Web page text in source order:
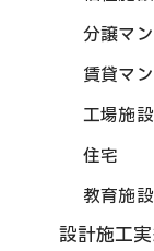
分譲マ
賃貸マ
工場施設
住宅
教育施設
設計施工